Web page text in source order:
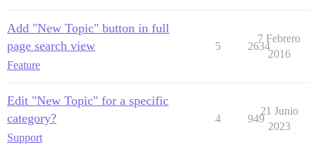
Add "New Topic" button in full
page search view
Feature
5 2634
7 Febrero
2016
Edit "New Topic" for a specific
category?
Support
4 949
21 Junio
2023